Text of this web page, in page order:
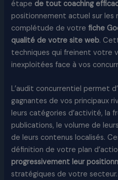
étape de tout coaching
positionnement actuel sur les
complétude de votrefiche
qualité de votre site web.
techniques qui freinent votre
inexploitées face à vos
L’audit concurrentiel permet
gagnantes de vos principaux
leurs catégories d’activité, la
publications, le volume de
de leurs contenus localisés.
définition de votre plan
progressivement leur
stratégiques de votre secteur.